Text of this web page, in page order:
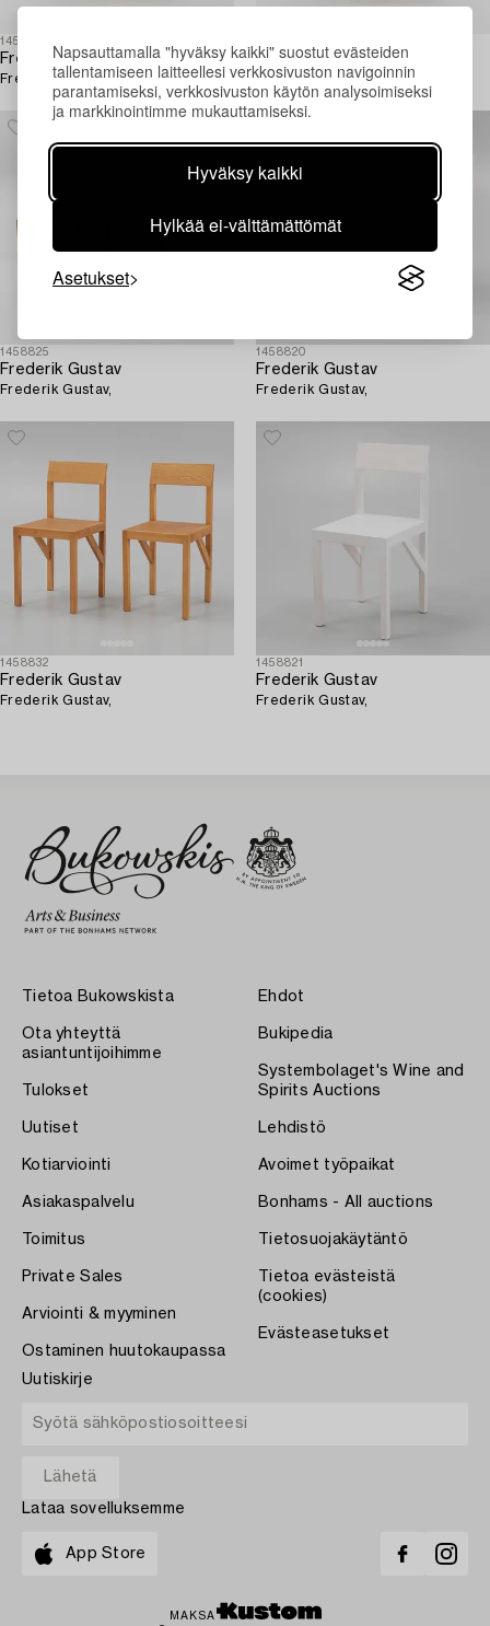
Napsauttamalla "hyväksy kaikki" suostut evästeiden
tallentamiseen laitteellesi verkkosivuston navigoinnin
parantamiseksi, verkkosivuston käytön analysoimiseksi
ja markkinointimme mukauttamiseksi.
Hyväksy kaikki
Hylkää ei-välttämättömät
Asetukset
1458823
Frederik Gustav
Frederik Gustav,
Frederik Gustav
Frederik Gustav,
1458825
Frederik Gustav
Frederik Gustav,
1458820
Frederik Gustav
Frederik Gustav,
1458832
Frederik Gustav
Frederik Gustav,
1458821
Frederik Gustav
Frederik Gustav,
Tietoa Bukowskista
Ota yhteyttä
asiantuntijoihimme
Tulokset
Uutiset
Kotiarviointi
Asiakaspalvelu
Toimitus
Private Sales
Arviointi & myyminen
Ostaminen huutokaupassa
Ehdot
Bukipedia
Systembolaget's Wine and
Spirits Auctions
Lehdistö
Avoimet työpaikat
Bonhams - All auctions
Tietosuojakäytäntö
Tietoa evästeistä
(cookies)
Evästeasetukset
Uutiskirje
Lataa sovelluksemme
App Store
MAKSA